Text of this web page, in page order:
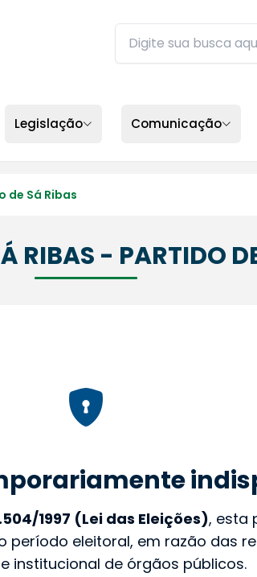
Buscar no site da ALEP
Legislação Comunicação
de Sá Ribas
RIBAS - PARTIDO
1997 (Lei das Eleições), esta
período eleitoral, em razão das
institucional de órgãos públicos.